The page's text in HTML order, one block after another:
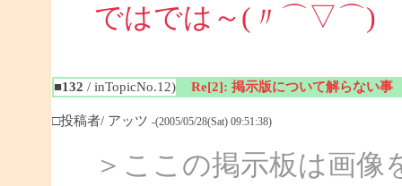
ではでは～(〃⌒▽⌒)
■132 / inTopicNo.12) Re[2]: 掲示版について解らない事
□投稿者/ アッツ -(2005/05/28(Sat) 09:51:38)
＞ここの掲示板は画